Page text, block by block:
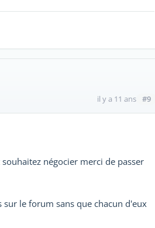
il y a 11 ans #9
négocier merci de passer
le forum sans que chacun d'eux